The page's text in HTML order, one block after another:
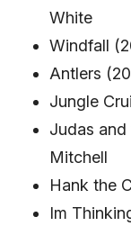
White
Windfall
Antlers
Jungle
Judas and
Mitchell
Hank the
Im